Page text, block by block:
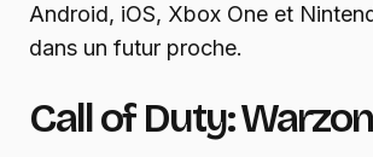
Android, iOS, Xbox One et
dans un futur proche.
Call of Duty: